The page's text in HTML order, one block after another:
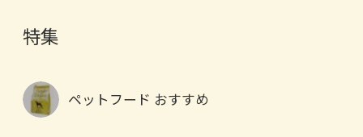
特集
ペットフード おすすめ